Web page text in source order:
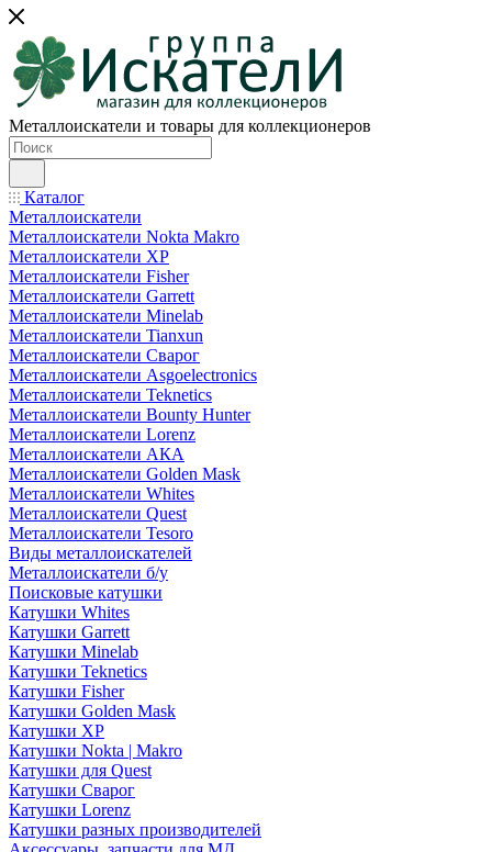
Металлоискатели и товары для коллекционеров
Каталог
Металлоискатели
Металлоискатели Nokta Makro
Металлоискатели XP
Металлоискатели Fisher
Металлоискатели Garrett
Металлоискатели Minelab
Металлоискатели Tianxun
Металлоискатели Сварог
Металлоискатели Asgoelectronics
Металлоискатели Teknetics
Металлоискатели Bounty Hunter
Металлоискатели Lorenz
Металлоискатели АКА
Металлоискатели Golden Mask
Металлоискатели Whites
Металлоискатели Quest
Металлоискатели Tesoro
Виды металлоискателей
Металлоискатели б/у
Поисковые катушки
Катушки Whites
Катушки Garrett
Катушки Minelab
Катушки Teknetics
Катушки Fisher
Катушки Golden Mask
Катушки XP
Катушки Nokta | Makro
Катушки для Quest
Катушки Сварог
Катушки Lorenz
Катушки разных производителей